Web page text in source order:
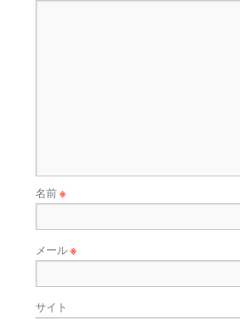
名前※
メール※
サイト